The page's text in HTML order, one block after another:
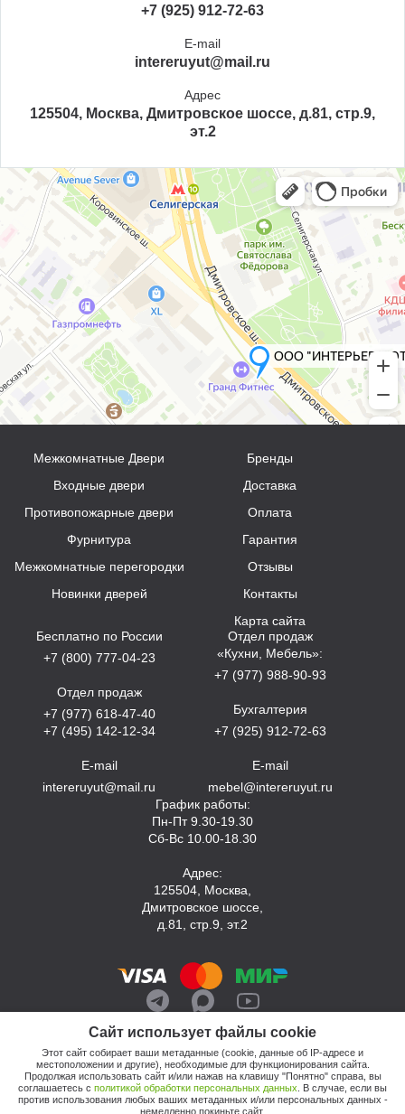
+7 (925) 912-72-63
E-mail
intereruyut@mail.ru
Адрес
125504, Москва, Дмитровское шоссе, д.81, стр.9,
эт.2
Сайт использует файлы cookie
Этот сайт собирает ваши метаданные (cookie, данные об IP-адресе и
местоположении и другие), необходимые для функционирования сайта.
Продолжая использовать сайт и/или нажав на клавишу "Понятно" справа, вы
соглашаетесь с политикой обработки персональных данных . В случае, если вы
против использования любых ваших метаданных и/или персональных данных -
немедленно покиньте сайт.
Межкомнатные Двери
Входные двери
Противопожарные двери
Фурнитура
Межкомнатные перегородки
Новинки дверей
Бренды
Доставка
Оплата
Гарантия
Отзывы
Контакты
Карта сайта
Бесплатно по России
+7 (800) 777-04-23
Отдел продаж
+7 (977) 618-47-40
+7 (495) 142-12-34
E-mail
intereruyut@mail.ru
Отдел продаж
«Кухни, Мебель»:
+7 (977) 988-90-93
Бухгалтерия
+7 (925) 912-72-63
E-mail
mebel@intereruyut.ru
График работы:
Пн-Пт 9.30-19.30
Сб-Вс 10.00-18.30
Адрес:
125504, Москва,
Дмитровское шоссе,
д.81, стр.9, эт.2
© 2026, Компания «Интерьер Уют»